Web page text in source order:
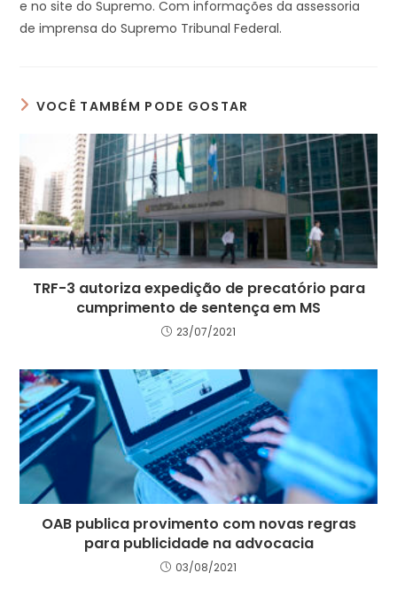
e no site do Supremo. Com informações da assessoria
de imprensa do Supremo Tribunal Federal.
VOCÊ TAMBÉM PODE GOSTAR
TRF-3 autoriza expedição de precatório para
cumprimento de sentença em MS
23/07/2021
OAB publica provimento com novas regras
para publicidade na advocacia
03/08/2021